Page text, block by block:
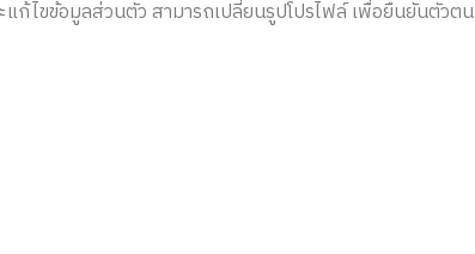
ก้ไขข้อมูลส่วนตัว สามารถเปลี่ยนรูปโปรไฟล์ เพื่อยืนยันตัวตน